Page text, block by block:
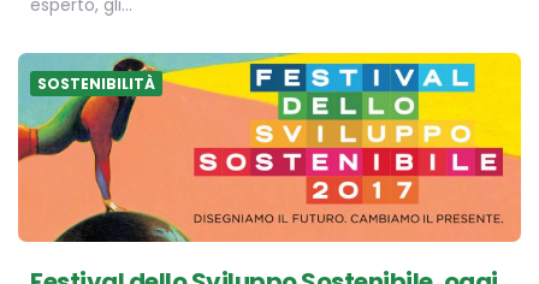
SOSTENIBILITÀ